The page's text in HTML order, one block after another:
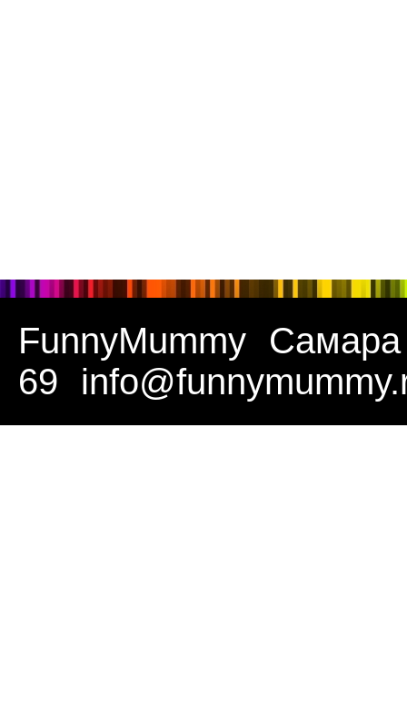
FunnyMummy
Самара
69